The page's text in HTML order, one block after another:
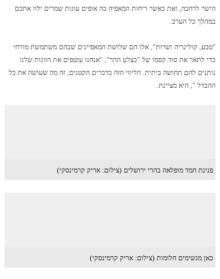
הישר לרחבה, זאת כאשר ריחות המאפיה בה אופים עוגות שמרים ילוו אתכם
במהלך כל הערב.
"טבע, קולינריה ושרות", אלו הם שלושת המאפיינים שבהם משתמשת מורחי
כדי לתאר את סוד קסמו של "בצלע ההר", "אנחנו עוטפים את הזוגות שלנו
נותנים להם תחושה ביתית. הליווי הזה בדברים הקטנים, זה מה שעושה את כל
ההבדל ", היא מציינת.
פנינת חמד מופלאה בהרי ירושלים (צילום: אריק קרמינסקי)
כאן מגשימים חלומות (צילום: אריק קרמינסקי)